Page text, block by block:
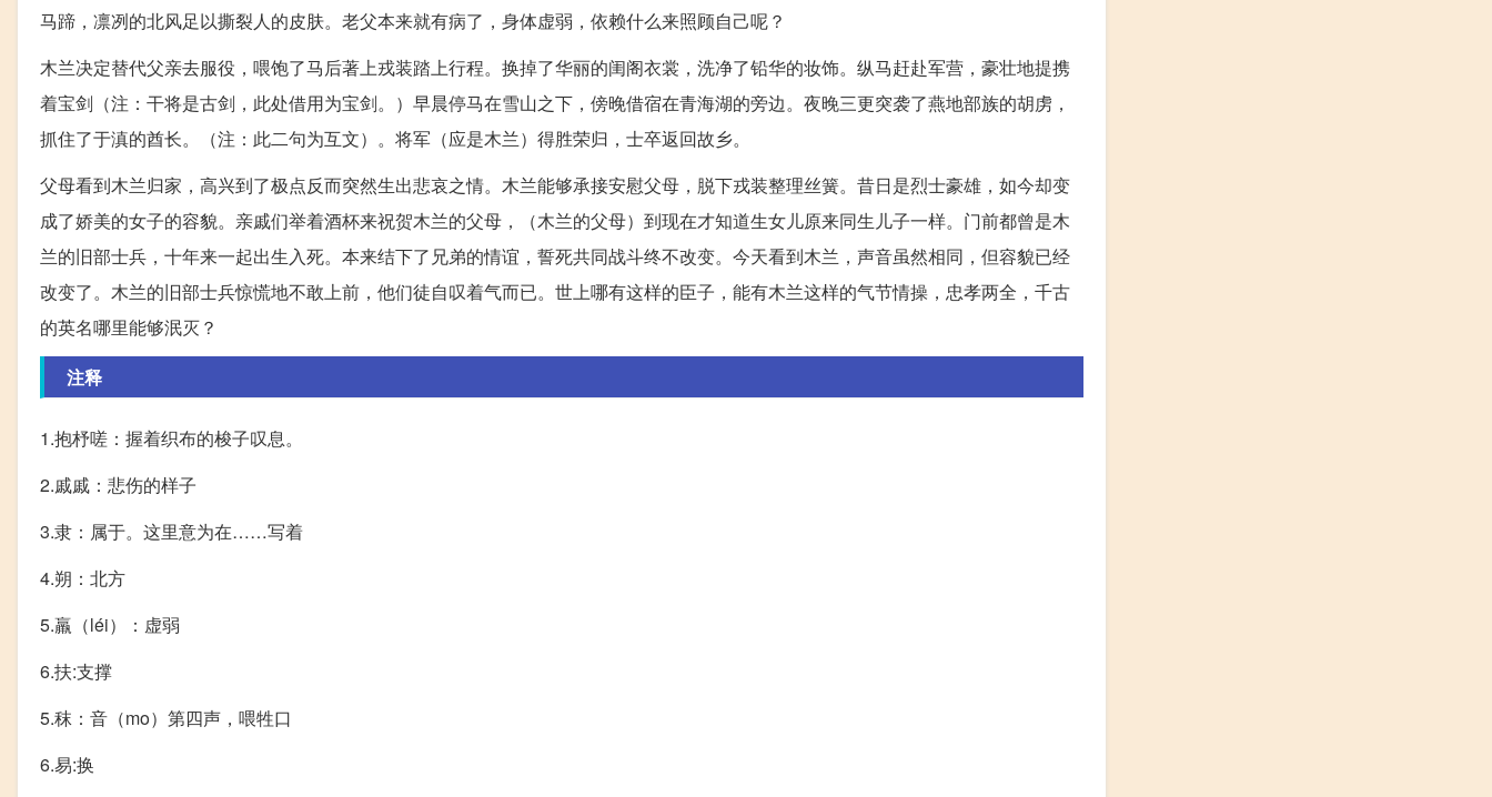
马蹄，凛冽的北风足以撕裂人的皮肤。老父本来就有病了，身体虚弱，依赖什么来照顾自己呢？
木兰决定替代父亲去服役，喂饱了马后著上戎装踏上行程。换掉了华丽的闺阁衣裳，洗净了铅华的妆饰。纵马赶赴军营，豪壮地提携
着宝剑（注：干将是古剑，此处借用为宝剑。）早晨停马在雪山之下，傍晚借宿在青海湖的旁边。夜晚三更突袭了燕地部族的胡虏，
抓住了于滇的酋长。（注：此二句为互文）。将军（应是木兰）得胜荣归，士卒返回故乡。
父母看到木兰归家，高兴到了极点反而突然生出悲哀之情。木兰能够承接安慰父母，脱下戎装整理丝簧。昔日是烈士豪雄，如今却变
成了娇美的女子的容貌。亲戚们举着酒杯来祝贺木兰的父母，（木兰的父母）到现在才知道生女儿原来同生儿子一样。门前都曾是木
兰的旧部士兵，十年来一起出生入死。本来结下了兄弟的情谊，誓死共同战斗终不改变。今天看到木兰，声音虽然相同，但容貌已经
改变了。木兰的旧部士兵惊慌地不敢上前，他们徒自叹着气而已。世上哪有这样的臣子，能有木兰这样的气节情操，忠孝两全，千古
的英名哪里能够泯灭？
注释
1.抱杼嗟：握着织布的梭子叹息。
2.戚戚：悲伤的样子
3.隶：属于。这里意为在……写着
4.朔：北方
5.羸（léi）：虚弱
6.扶:支撑
5.秣：音（mo）第四声，喂牲口
6.易:换